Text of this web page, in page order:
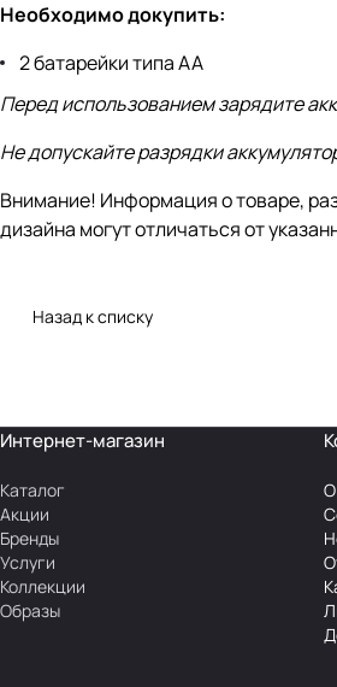
Необходимо докупить:
2 батарейки типа АА
Перед использованием зарядите
Не допускайте разрядки
Внимание! Информация о товаре,
дизайна могут отличаться от
Назад к списку
Интернет-магазин
Каталог
Акции
Бренды
Услуги
Коллекции
Образы